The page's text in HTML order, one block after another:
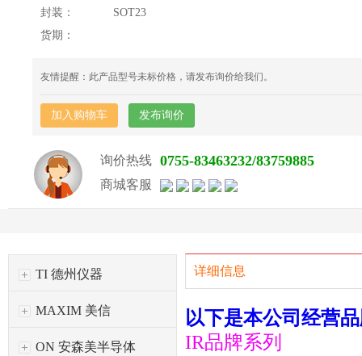
封装：
SOT23
货期：
友情提醒：此产品型号未标价格，请发布询价给我们。
加入购物车 发布询价
询价热线 0755-83463232/83759885
商城客服
TI 德州仪器
MAXIM 美信
ON 安森美半导体
详细信息
以下是本公司经营
IR品牌系列